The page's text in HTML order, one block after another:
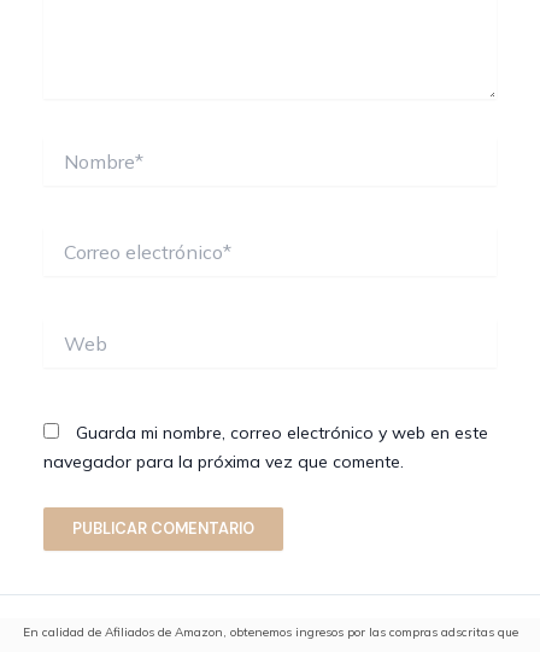
electrónico*
Guarda mi nombre, correo electrónico y web en este
navegador para la próxima vez que comente.
En calidad de Afiliados de Amazon, obtenemos ingresos por las compras adscritas que